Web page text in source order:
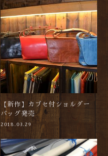
【新作】カブセ付ショルダー
バッグ発売
2018.03.29